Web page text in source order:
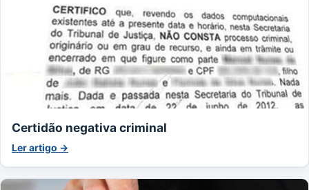
Certidão negativa criminal
Ler artigo →